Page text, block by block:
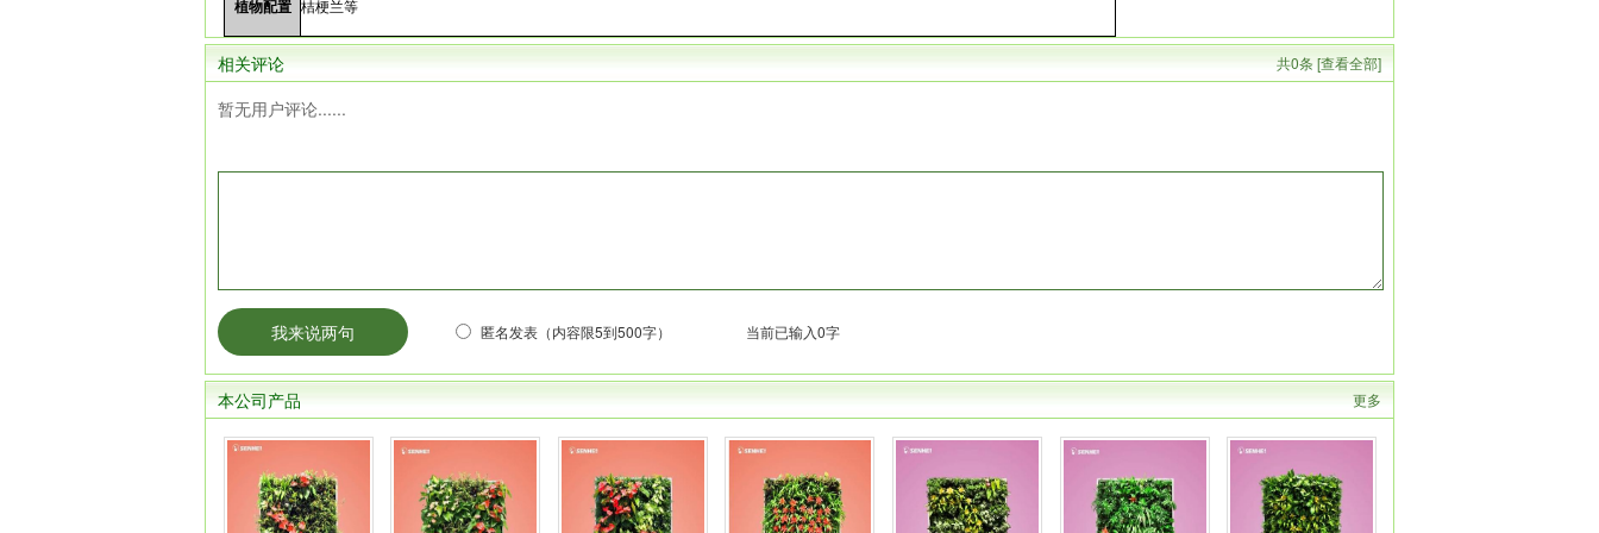
植物配置 桔梗兰等
相关评论 共0条 [查看全部]
暂无用户评论......
匿名发表（内容限5到500字） 当前已输入0字
本公司产品 更多